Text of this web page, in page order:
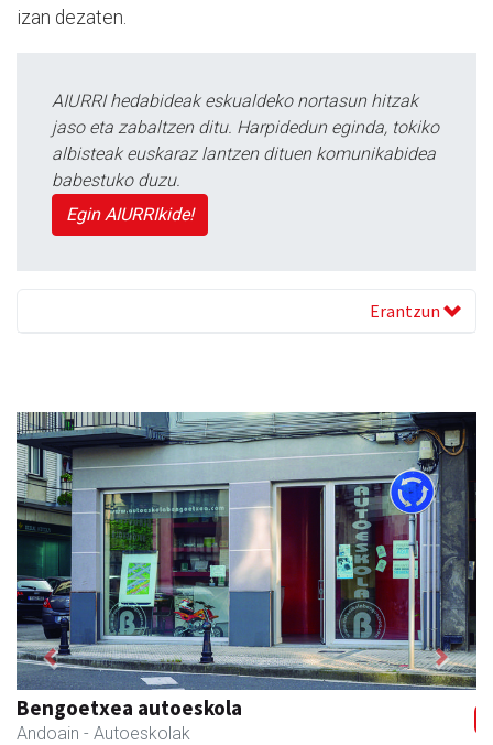
izan dezaten.
AIURRI hedabideak eskualdeko nortasun hitzak
jaso eta zabaltzen ditu. Harpidedun eginda, tokiko
albisteak euskaraz lantzen dituen komunikabidea
babestuko duzu.
Egin AIURRIkide!
Erantzun
Kabela
Asteasu - Gozotegiak
Previous Next